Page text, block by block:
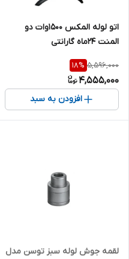
اتو لوله المکس ۱۵۰۰وات دو
المنت ۲۴ماه گارانتی
5,596,000
18%
4,555,000
افزودن به سبد
لقمه جوش لوله سبز توسن مدل